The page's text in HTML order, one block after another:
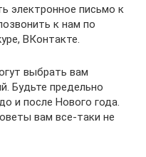
электронное письмо к
к нам по
ВКонтакте.
выбрать вам
Будьте предельно
и после Нового года.
вам все-таки не